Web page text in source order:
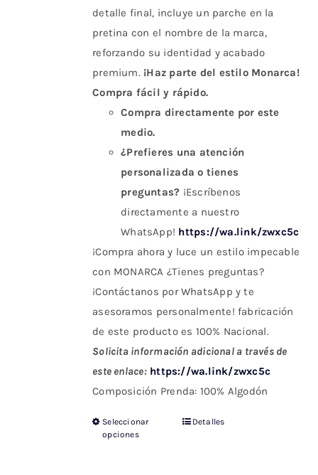
detalle final, incluye un parche en la
pretina con el nombre de la marca,
reforzando su identidad y acabado
premium. ¡Haz parte del estilo Monarca!
Compra fácil y rápido.
Compra directamente por este
medio.
¿Prefieres una atención
personalizada o tienes
preguntas? ¡Escríbenos
directamente a nuestro
WhatsApp! https://wa.link/zwxc5c
¡Compra ahora y luce un estilo impecable
con MONARCA ¿Tienes preguntas?
¡Contáctanos por WhatsApp y te
asesoramos personalmente! fabricación
de este producto es 100% Nacional.
Solicita información adicional a través de
este enlace: https://wa.link/zwxc5c
Composición Prenda: 100% Algodón
Seleccionar
opciones
EsteDetalles